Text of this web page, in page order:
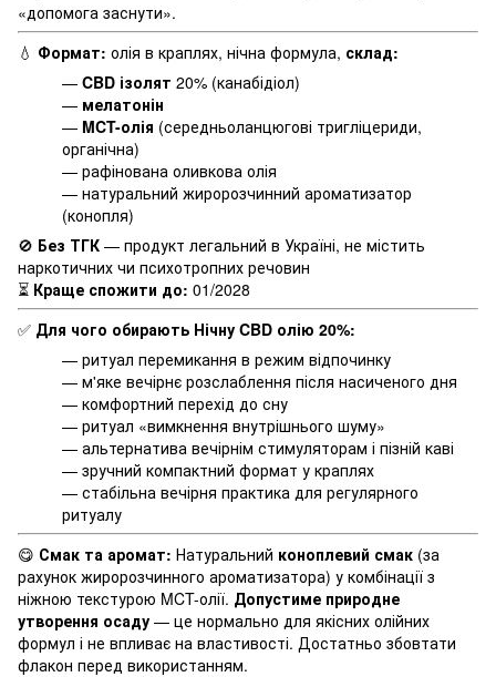
«допомога заснути».
💧 Формат: олія в краплях, нічна формула, склад:
— CBD ізолят 20% (канабідіол)
— мелатонін
— MCT-олія (середньоланцюгові тригліцериди,
органічна)
— рафінована оливкова олія
— натуральний жиророзчинний ароматизатор
(конопля)
🚫 Без ТГК — продукт легальний в Україні, не містить
наркотичних чи психотропних речовин
⏳ Краще спожити до: 01/2028
✅ Для чого обирають Нічну CBD олію 20%:
— ритуал перемикання в режим відпочинку
— м'яке вечірнє розслаблення після насиченого дня
— комфортний перехід до сну
— ритуал «вимкнення внутрішнього шуму»
— альтернатива вечірнім стимуляторам і пізній каві
— зручний компактний формат у краплях
— стабільна вечірня практика для регулярного
ритуалу
😋 Смак та аромат: Натуральний коноплевий смак (за
рахунок жиророзчинного ароматизатора) у комбінації з
ніжною текстурою MCT-олії. Допустиме природне
утворення осаду — це нормально для якісних олійних
формул і не впливає на властивості. Достатньо збовтати
флакон перед використанням.